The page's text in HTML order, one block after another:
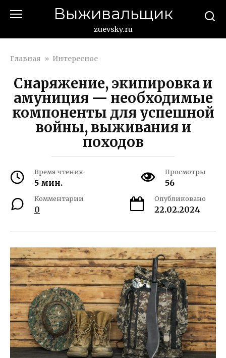
Выживальщик
zuevsky.ru
Главная » Интересное
Снаряжение, экипировка и
амуниция — необходимые
компоненты для успешной
войны, выживания и
походов
Время чтения
5 мин.
Просмотры
56
Комментарии
0
Опубликовано
22.02.2024